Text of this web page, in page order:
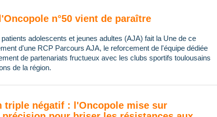
n°50 vient de paraître
adolescents et jeunes adultes (AJA) fait la Une de ce
d'une RCP Parcours AJA, le reforcement de l'équipe dédiée
de partenariats fructueux avec les clubs sportifs toulousains
de la région.
triple négatif : l'Oncopole mise sur